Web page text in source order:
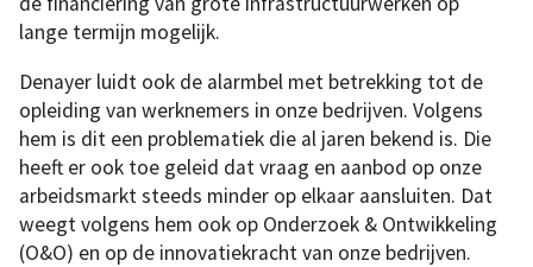
lange termijn mogelijk.
Denayer luidt ook de alarmbel met betrekking tot de
opleiding van werknemers in onze bedrijven. Volgens
hem is dit een problematiek die al jaren bekend is. Die
heeft er ook toe geleid dat vraag en aanbod op onze
arbeidsmarkt steeds minder op elkaar aansluiten. Dat
weegt volgens hem ook op Onderzoek & Ontwikkeling
(O&O) en op de innovatiekracht van onze bedrijven.